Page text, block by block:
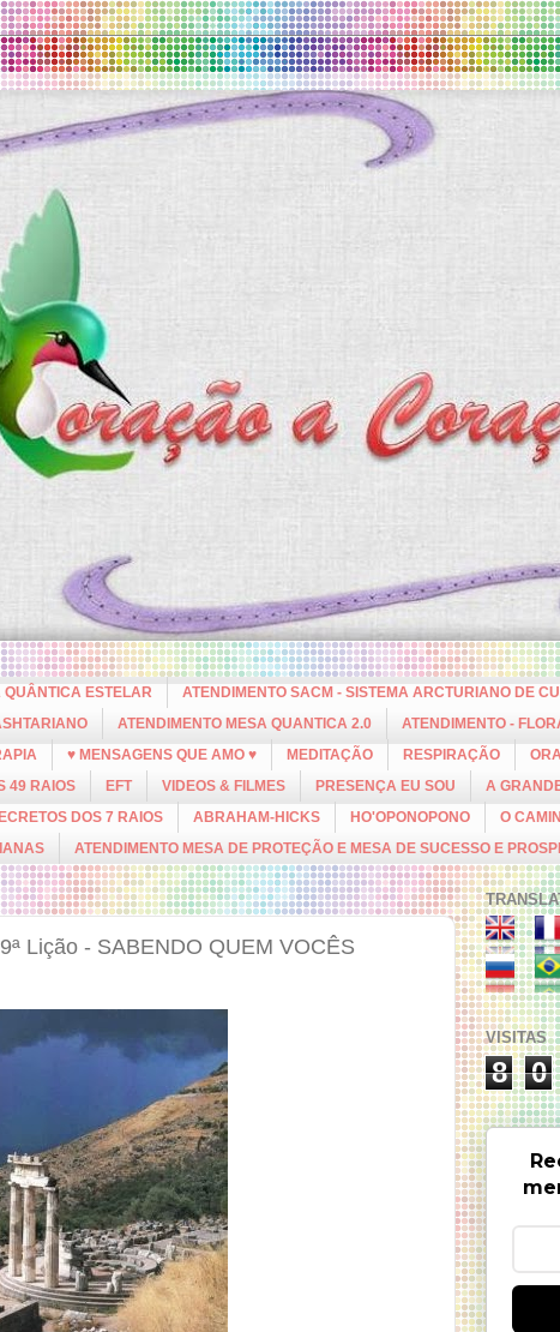
QUÂNTICA ESTELAR
ATENDIMENTO SACM - SISTEMA ARCTURIANO DE
ATENDIMENTO MESA QUANTICA 2.0
ATENDIMENTO -
♥ MENSAGENS QUE AMO ♥ MEDITAÇÃO RESPIRAÇÃO
49 RAIOS EFT VIDEOS & FILMES PRESENÇA EU SOU
A
DOS 7 RAIOS ABRAHAM-HICKS HO'OPONOPONO O
ATENDIMENTO MESA DE PROTEÇÃO E MESA DE SUCESSO E
Lição - SABENDO QUEM VOCÊS
VISITAS
8 0